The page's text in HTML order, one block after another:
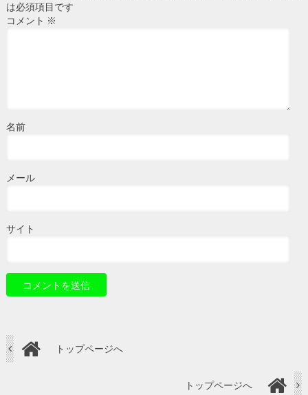
は必須項目です
コメント ※
名前
メール
サイト
トップページへ
トップページへ